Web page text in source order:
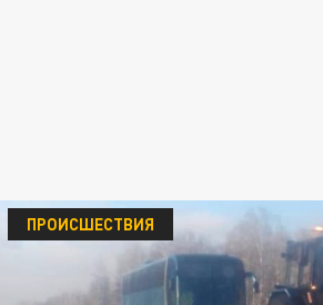
ПРОИСШЕСТВИЯ